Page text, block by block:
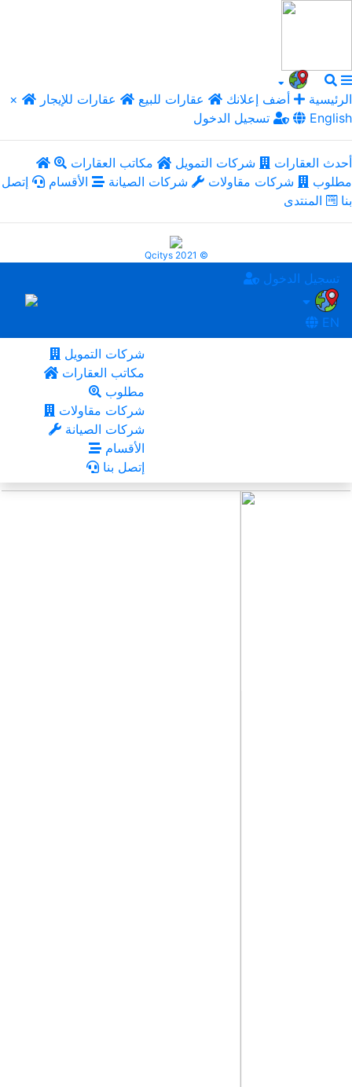
× الرئيسية أضف إعلانك عقارات للبيع
عقارات للإيجار
تسجيل الدخول
English
أحدث العقارات شركات التمويل
مكاتب العقارات
مطلوب
شركات مقاولات شركات الصيانة الأقسام
إتصل
بنا
المنتدى
Qcitys 2021 ©
تسجيل الدخول
EN
شركات التمويل
مكاتب العقارات
مطلوب
شركات مقاولات
شركات الصيانة
الأقسام
إتصل بنا